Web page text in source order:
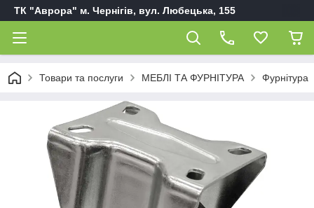
ТК "Аврора" м. Чернігів, вул. Любецька, 155
Товари та послуги МЕБЛІ ТА ФУРНІТУРА Фурнітура